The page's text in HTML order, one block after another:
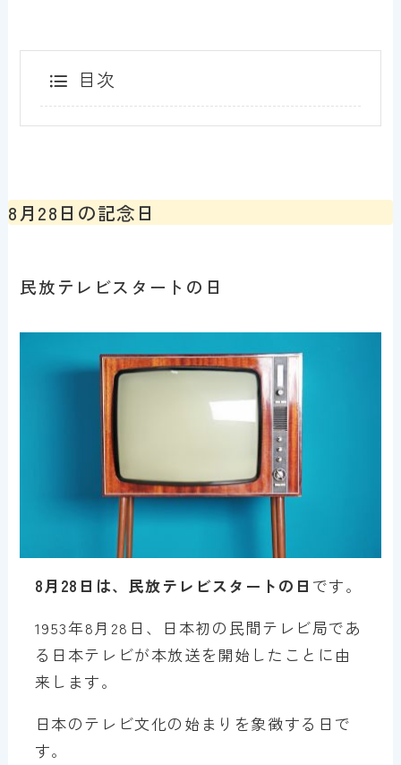
目次
8月28日の記念日
民放テレビスタートの日
8月28日は、民放テレビスタートの日 です。
1953年8月28日、日本初の民間テレビ局であ
る日本テレビが本放送を開始したことに由
来します。
日本のテレビ文化の始まりを象徴する日で
す。